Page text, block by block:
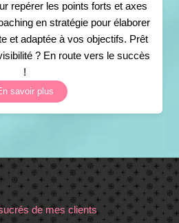
repérer les points forts et axes
en stratégie pour élaborer
et adaptée à vos objectifs. Prêt
? En route vers le succès
!
savoir plus
de mes clients